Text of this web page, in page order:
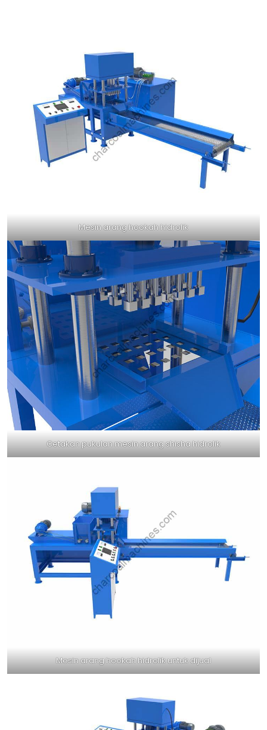
Mesin arang hookah hidrolik
Cetakan pukulan mesin arang shisha hidrolik
Mesin arang hookah hidrolik untuk dijual